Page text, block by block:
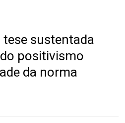
tese sustentada
positivismo
da norma